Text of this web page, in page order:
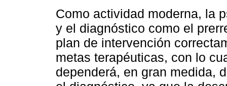
Como actividad moderna, la
y el diagnóstico como el
plan de intervención
metas terapéuticas, con lo
dependerá, en gran medida,